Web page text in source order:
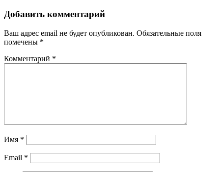
Добавить комментарий
Ваш адрес email не будет опубликован. Обязательные поля
помечены *
Комментарий *
Имя *
Email *